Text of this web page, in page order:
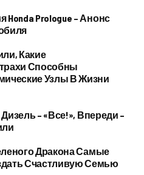
Prologue – Анонс
Какие
Способны
Узлы В Жизни
– «все!», Впереди –
Дракона Самые
Счастливую Семью